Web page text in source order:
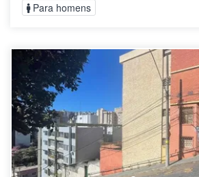
Para homens